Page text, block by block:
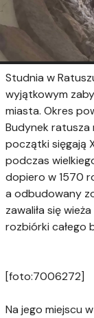
Studnia w
wyjątkowym
miasta. Okres
Budynek ratusza
początki sięgają
podczas
dopiero w 1570
a odbudowany
zawaliła się
rozbiórki całego
[foto:7006272]
Na jego miejscu